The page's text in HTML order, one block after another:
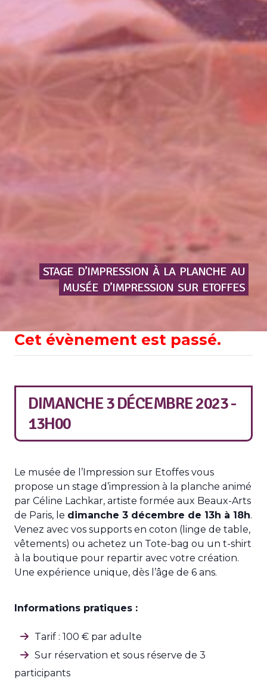
STAGE D’IMPRESSION À LA PLANCHE AU
MUSÉE D’IMPRESSION SUR ETOFFES
Cet évènement est passé.
DIMANCHE 3 DÉCEMBRE 2023 -
13H00
Le musée de l’Impression sur Etoffes vous
propose un stage d’impression à la planche animé
par Céline Lachkar, artiste formée aux Beaux-Arts
de Paris, le dimanche 3 décembre de 13h à 18h.
Venez avec vos supports en coton (linge de table,
vêtements) ou achetez un Tote-bag ou un t-shirt
à la boutique pour repartir avec votre création.
Une expérience unique, dès l’âge de 6 ans.
Informations pratiques :
Tarif : 100 € par adulte
Sur réservation et sous réserve de 3
participants